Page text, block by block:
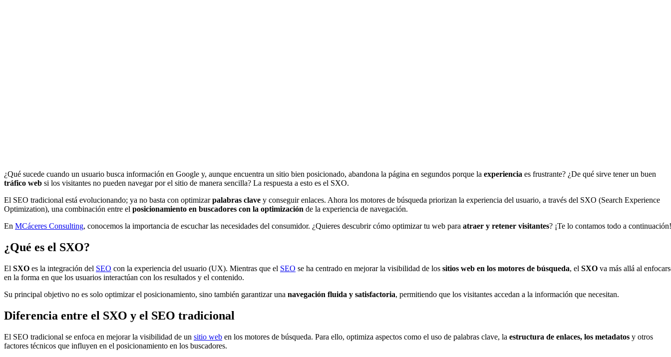
¿Qué sucede cuando un usuario busca información en Google y, aunque encuentra un sitio bien posicionado, abandona la página en segundos porque la experiencia es frustrante? ¿De qué sirve tener un buen
tráfico web si los visitantes no pueden navegar por el sitio de manera sencilla? La respuesta a esto es el SXO.
El SEO tradicional está evolucionando; ya no basta con optimizarpalabras clave y conseguir enlaces. Ahora los motores de búsqueda priorizan la experiencia del usuario, a través del SXO (Search Experience
Optimization), una combinación entre el posicionamiento en buscadores con la optimización de la experiencia de navegación.
En MCáceres Consulting, conocemos la importancia de escuchar las necesidades del consumidor. ¿Quieres descubrir cómo optimizar tu web para atraer y retener visitantes? ¡Te lo contamos todo a continuación!
¿Qué es el SXO?
El SXO es la integración del SEO con la experiencia del usuario (UX). Mientras que el SEO se ha centrado en mejorar la visibilidad de los sitios web en los motores de búsqueda, el SXO va más allá al
en la forma en que los usuarios interactúan con los resultados y el contenido.
Su principal objetivo no es solo optimizar el posicionamiento, sino también garantizar una navegación fluida y satisfactoria, permitiendo que los visitantes accedan a la información que necesitan.
Diferencia entre el SXO y el SEO tradicional
El SEO tradicional se enfoca en mejorar la visibilidad de un sitio web en los motores de búsqueda. Para ello, optimiza aspectos como el uso de palabras clave, la estructura de enlaces, los metadatos y otros
factores técnicos que influyen en el posicionamiento en los buscadores.